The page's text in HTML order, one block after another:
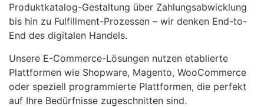
Produktkatalog-Gestaltung über Zahlungsabwicklung
bis hin zu Fulfillment-Prozessen – wir denken End-to-
End des digitalen Handels.
Unsere E-Commerce-Lösungen nutzen etablierte
Plattformen wie Shopware, Magento, WooCommerce
oder speziell programmierte Plattformen, die perfekt
auf Ihre Bedürfnisse zugeschnitten sind.